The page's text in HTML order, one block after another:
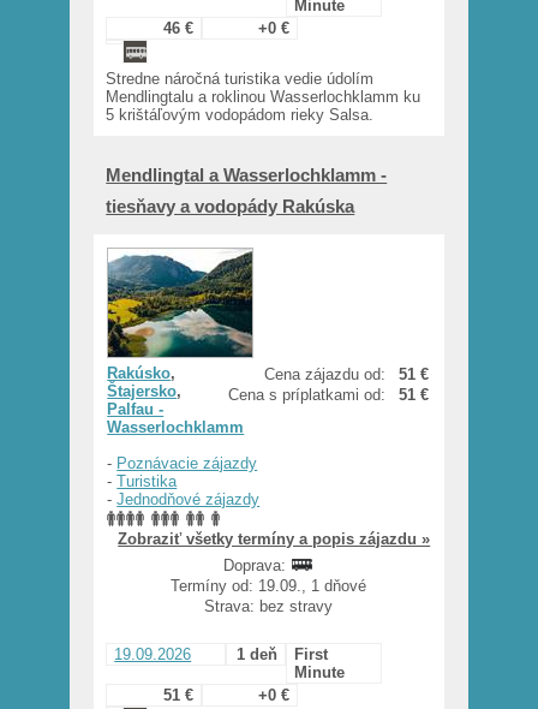
Minute
46 €
+0 €
Stredne náročná turistika vedie údolím
Mendlingtalu a roklinou Wasserlochklamm ku
5 krištáľovým vodopádom rieky Salsa.
Mendlingtal a Wasserlochklamm -
tiesňavy a vodopády Rakúska
Cena zájazdu od:
51 €
Cena s príplatkami od:
51 €
Rakúsko,
Štajersko,
Palfau -
Wasserlochklamm
- Poznávacie zájazdy
-Turistika
-Jednodňové zájazdy
Zobraziť všetky termíny a popis zájazdu »
Doprava:
Termíny od: 19.09., 1 dňové
Strava: bez stravy
19.09.2026 1 deň
First
Minute
51 €
+0 €